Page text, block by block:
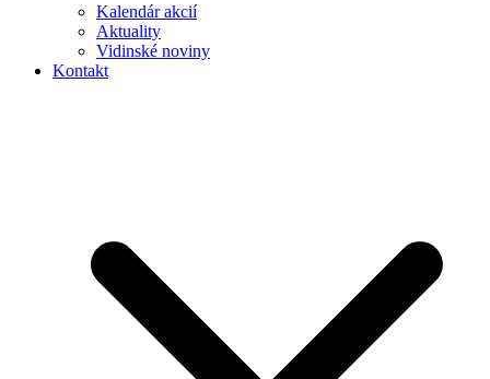
Kalendár akcií
Aktuality
Vidinské noviny
Kontakt